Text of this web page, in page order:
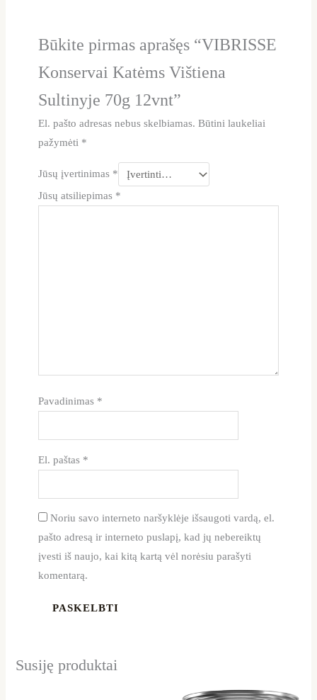
Būkite pirmas aprašęs “VIBRISSE
Konservai Katėms Vištiena
Sultinyje 70g 12vnt”
El. pašto adresas nebus skelbiamas. Būtini laukeliai
pažymėti *
Jūsų įvertinimas *
Jūsų atsiliepimas *
Pavadinimas *
El. paštas *
Noriu savo interneto naršyklėje išsaugoti vardą, el.
pašto adresą ir interneto puslapį, kad jų nebereiktų
įvesti iš naujo, kai kitą kartą vėl norėsiu parašyti
komentarą.
Susiję produktai